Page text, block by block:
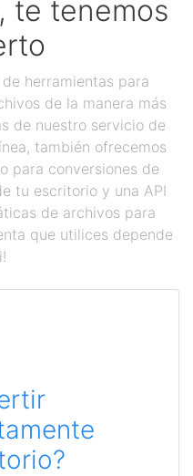
te tenemos
herramientas para
de la manera más
de nuestro servicio de
también ofrecemos
para conversiones de
tu escritorio y una API
de archivos para
que utilices depende